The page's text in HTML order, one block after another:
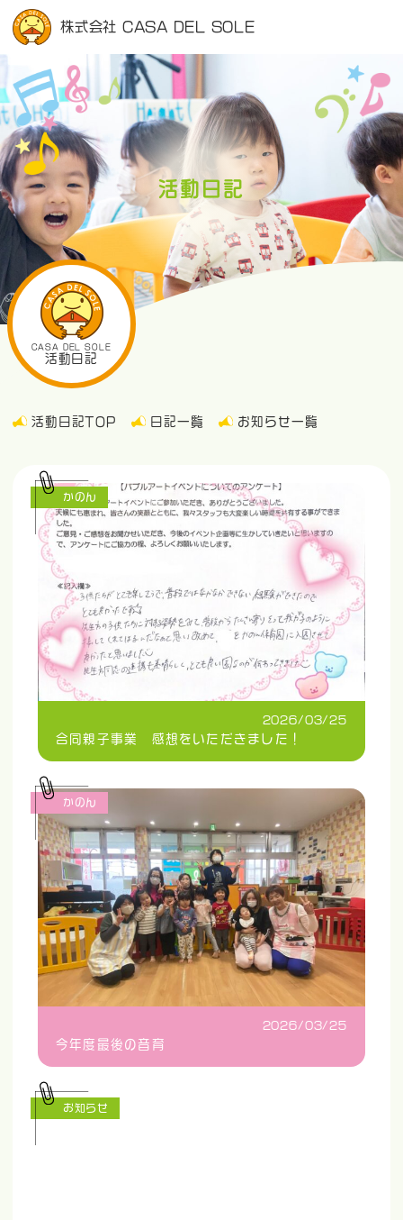
株式会社 CASA DEL SOLE
活動日記
CASA DEL SOLE
活動日記
活動日記TOP 日記一覧 お知らせ一覧
2026/03/25
合同親子事業 感想をいただきました！
かのん
2026/03/25
今年度最後の音育
かのん
お知らせ